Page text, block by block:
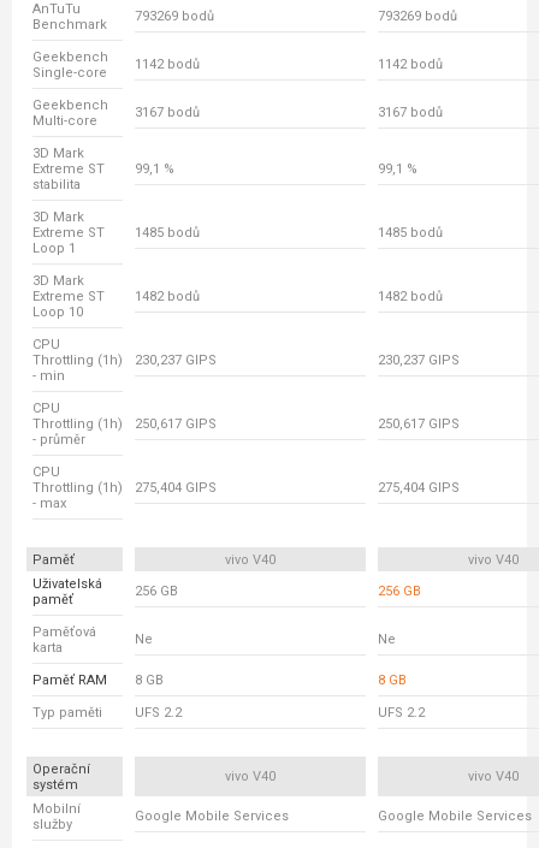
AnTuTu
Benchmark
793269 bodů 793269 bodů
Geekbench
Single-core
1142 bodů 1142 bodů
Geekbench
Multi-core
3167 bodů 3167 bodů
3D Mark
Extreme ST
stabilita
99,1 % 99,1 %
3D Mark
Extreme ST
Loop 1
1485 bodů 1485 bodů
3D Mark
Extreme ST
Loop 10
1482 bodů 1482 bodů
CPU
Throttling (1h)
- min
230,237 GIPS 230,237 GIPS
CPU
Throttling (1h)
- průměr
250,617 GIPS 250,617 GIPS
CPU
Throttling (1h)
- max
275,404 GIPS 275,404 GIPS
Paměť vivo V40
vivo V40
Uživatelská
paměť
256 GB 256 GB
Paměťová
karta
Ne Ne
Paměť RAM 8 GB 8 GB
Typ paměti UFS 2.2 UFS 2.2
Operační
systém
vivo V40 vivo V40
Mobilní
služby
Google Mobile Services Google Mobile Services